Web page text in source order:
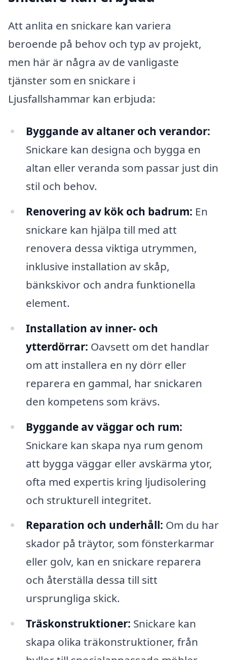
Att anlita en snickare kan variera
beroende på behov och typ av projekt,
men här är några av de vanligaste
tjänster som en snickare i
Ljusfallshammar kan erbjuda:
Byggande av altaner och verandor:
Snickare kan designa och bygga en
altan eller veranda som passar just din
stil och behov.
Renovering av kök och badrum: En
snickare kan hjälpa till med att
renovera dessa viktiga utrymmen,
inklusive installation av skåp,
bänkskivor och andra funktionella
element.
Installation av inner- och
ytterdörrar: Oavsett om det handlar
om att installera en ny dörr eller
reparera en gammal, har snickaren
den kompetens som krävs.
Byggande av väggar och rum:
Snickare kan skapa nya rum genom
att bygga väggar eller avskärma ytor,
ofta med expertis kring ljudisolering
och strukturell integritet.
Reparation och underhåll: Om du har
skador på träytor, som fönsterkarmar
eller golv, kan en snickare reparera
och återställa dessa till sitt
ursprungliga skick.
Träskonstruktioner: Snickare kan
skapa olika träkonstruktioner, från